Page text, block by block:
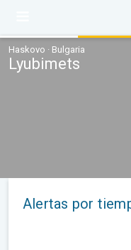
Haskovo · Bulgaria
Lyubimets
Alertas por